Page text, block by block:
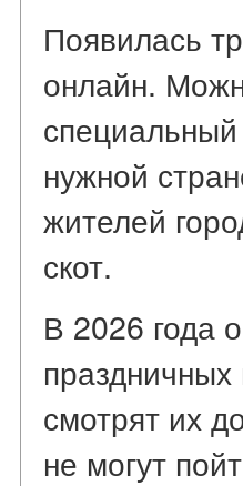
Появилась
онлайн.
нужной
жителей
скот.
В 2026 года
смотрят их
не могут